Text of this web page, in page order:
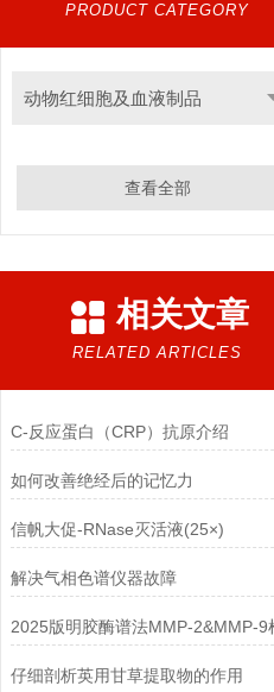
PRODUCT CATEGORY
动物红细胞及血液制品
查看全部
相关文章
RELATED ARTICLES
C-反应蛋白（CRP）抗原介绍
如何改善绝经后的记忆力
信帆大促-RNase灭活液(25×)
解决气相色谱仪器故障
仔细剖析英用甘草提取物的作用